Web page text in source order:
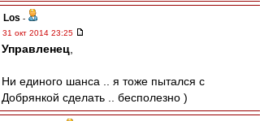
Los -
31 окт 2014 23:25
Управленец
Ни единого шанса .. я тоже пытался с
Добрянкой сделать .. бесполезно )